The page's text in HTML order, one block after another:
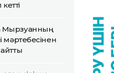
Мырзуанның
мәртебесінен